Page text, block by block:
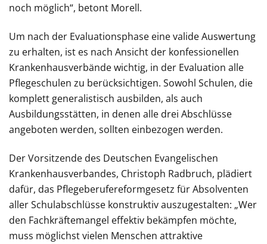
noch möglich“, betont Morell.
Um nach der Evaluationsphase eine valide Auswertung
zu erhalten, ist es nach Ansicht der konfessionellen
Krankenhausverbände wichtig, in der Evaluation alle
Pflegeschulen zu berücksichtigen. Sowohl Schulen, die
komplett generalistisch ausbilden, als auch
Ausbildungsstätten, in denen alle drei Abschlüsse
angeboten werden, sollten einbezogen werden.
Der Vorsitzende des Deutschen Evangelischen
Krankenhausverbandes, Christoph Radbruch, plädiert
dafür, das Pflegeberufereformgesetz für Absolventen
aller Schulabschlüsse konstruktiv auszugestalten: „Wer
den Fachkräftemangel effektiv bekämpfen möchte,
muss möglichst vielen Menschen attraktive